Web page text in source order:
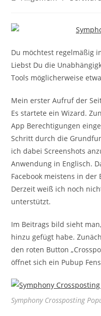
Du möchtest regelmäßig
Liebst Du die
Tools möglicherweise
Mein erster Aufruf der
Es startete ein Wizard.
App Berechtigungen
Schritt durch die
ich dabei Screenshots
Anwendung in Englisch.
Facebook meistens in der
Derzeit weiß ich noch
unterstützt.
Im Beitrags bild sieht
hinzu gefügt habe.
den roten Button
öffnet sich ein Pubup
Symphony Crossposting